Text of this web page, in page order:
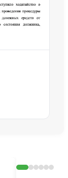
Эдуард